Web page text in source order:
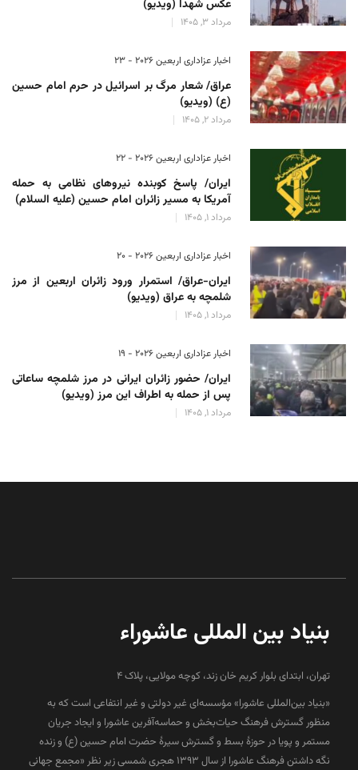
عکس شهدا (ویدیو)
مرداد 3, 1405
اخبار عزاداری اربعین ۲۰۲۶ - 23
عراق/ شعار مرگ بر اسرائیل در حرم امام حسین
(ع) (ویدیو)
مرداد 2, 1405
اخبار عزاداری اربعین ۲۰۲۶ - 22
ایران/ پاسخ کوبنده نیروهای نظامی به حمله
آمریکا به مسیر زائران امام حسین (علیه السلام)
مرداد 1, 1405
اخبار عزاداری اربعین ۲۰۲۶ - 20
ایران-عراق/ استمرار ورود زائران اربعین از مرز
شلمچه به عراق (ویدیو)
مرداد 1, 1405
اخبار عزاداری اربعین ۲۰۲۶ - 19
ایران/ حضور زائران ایرانی در مرز شلمچه ساعاتی
پس از حمله به اطراف این مرز (ویدیو)
مرداد 1, 1405
بنیاد بین المللی عاشوراء
تهران، ابتدای بلوار کریم خان زند، کوچه مولایی، پلاک 4
«بنیاد بین‌المللی عاشورا» مؤسسه‌ای غیر دولتی و غیر انتفاعی است که به
منظور گسترش فرهنگ حیات‌بخش و حماسه‌آفرین عاشورا و ایجاد جریان
مستمر و پویا در حوزۀ بسط و گسترش سیرۀ حضرت امام حسین (ع) و زنده
نگه داشتن فرهنگ عاشورا از سال ۱۳۹۳ هجری شمسی زیر نظر «مجمع جهانی